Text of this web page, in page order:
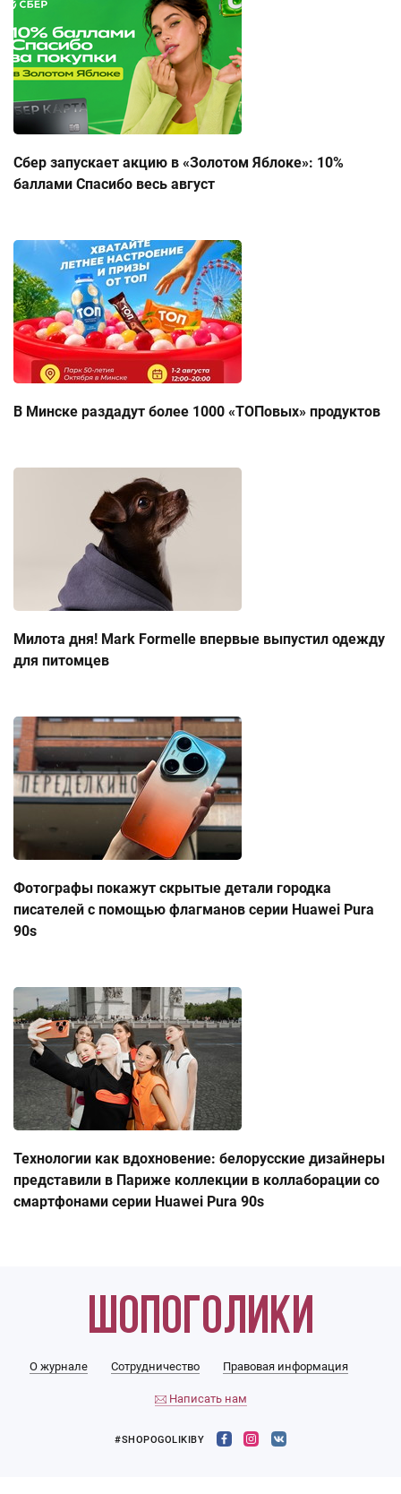
Сбер запускает акцию в «Золотом Яблоке»: 10%
баллами Спасибо весь август
В Минске раздадут более 1000 «ТОПовых» продуктов
Милота дня! Mark Formelle впервые выпустил одежду
для питомцев
Фотографы покажут скрытые детали городка
писателей с помощью флагманов серии Huawei Pura
90s
Технологии как вдохновение: белорусские дизайнеры
представили в Париже коллекции в коллаборации со
смартфонами серии Huawei Pura 90s
О журнале Сотрудничество Правовая информация
Написать нам
#SHOPOGOLIKIBY